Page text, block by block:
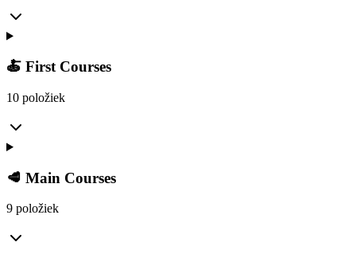
🍝 First Courses
10 položiek
🥩 Main Courses
9 položiek